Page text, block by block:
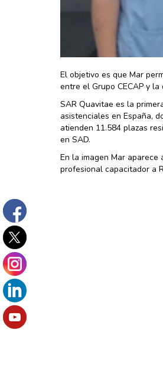
El objetivo es que Mar
entre el Grupo CECAP y
SAR Quavitae es la
asistenciales en España,
atienden 11.584 plazas
en SAD.
En la imagen Mar aparece
profesional capacitador a